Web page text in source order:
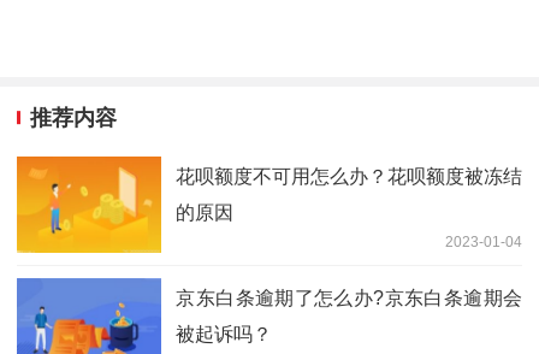
推荐内容
花呗额度不可用怎么办？花呗额度被冻结
的原因
2023-01-04
​京东白条逾期了怎么办?京东白条逾期会
被起诉吗？